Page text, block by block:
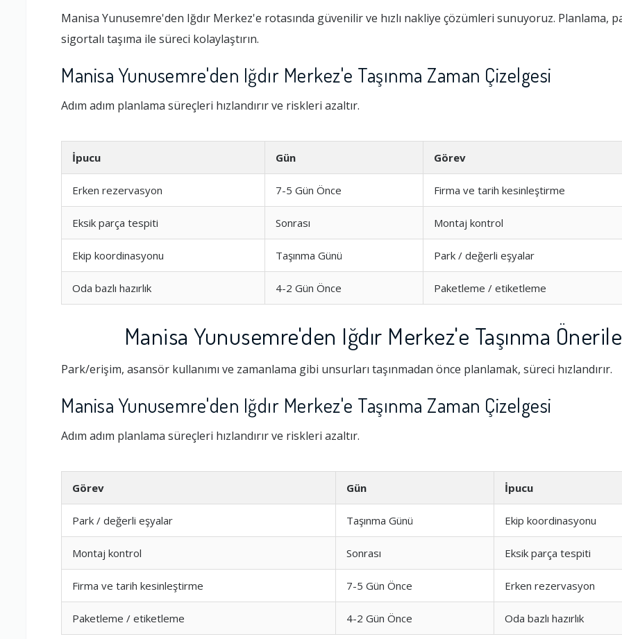
Manisa Yunusemre'den Iğdır Merkez'e rotasında güvenilir ve hızlı nakliye çözümleri sunuyoruz. Planlama,
sigortalı taşıma ile süreci kolaylaştırın.
Manisa Yunusemre'den Iğdır Merkez'e Taşınma Zaman Çizelgesi
Adım adım planlama süreçleri hızlandırır ve riskleri azaltır.
İpucu Gün Görev
Erken rezervasyon 7-5 Gün Önce Firma ve tarih kesinleştirme
Eksik parça tespiti Sonrası Montaj kontrol
Ekip koordinasyonu Taşınma Günü Park / değerli eşyalar
Oda bazlı hazırlık 4-2 Gün Önce Paketleme / etiketleme
Manisa Yunusemre'den Iğdır Merkez'e Taşınma
Park/erişim, asansör kullanımı ve zamanlama gibi unsurları taşınmadan önce planlamak, süreci hızlandırır.
Manisa Yunusemre'den Iğdır Merkez'e Taşınma Zaman Çizelgesi
Adım adım planlama süreçleri hızlandırır ve riskleri azaltır.
Görev Gün İpucu
Park / değerli eşyalar Taşınma Günü Ekip koordinasyonu
Montaj kontrol Sonrası Eksik parça tespiti
Firma ve tarih kesinleştirme 7-5 Gün Önce Erken rezervasyon
Paketleme / etiketleme 4-2 Gün Önce Oda bazlı hazırlık
Ambalajlama Hizmeti 1.0
1.0